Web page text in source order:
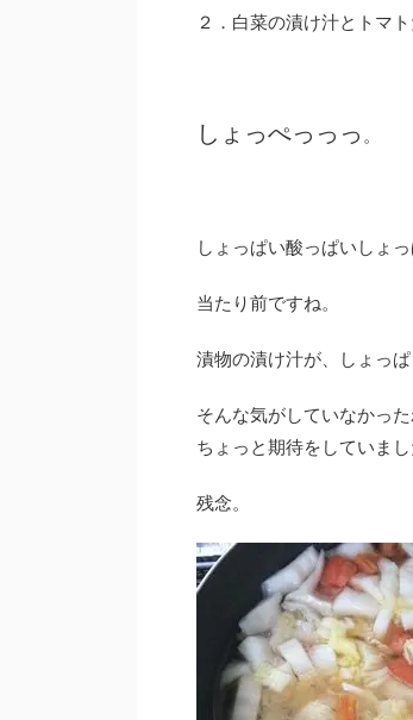
２．白菜の漬け汁とトマ
しょっぺっっっ 。
しょっぱい酸っぱいしょっ
当たり前ですね。
漬物の漬け汁が、しょっ
そんな気がしていなかっ
ちょっと期待をしていまし
残念。